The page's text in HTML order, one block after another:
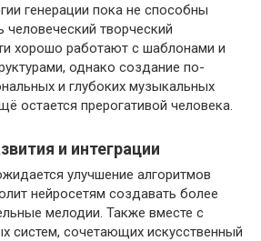
генерации пока не способны
творческий
хорошо работают с шаблонами и
однако создание по-
и глубоких музыкальных
остается прерогативой человека.
и интеграции
улучшение алгоритмов
нейросетям создавать более
мелодии. Также вместе с
систем, сочетающих искусственный